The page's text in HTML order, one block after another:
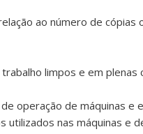
ao número de
limpos e em plenas
operação de máquinas e
utilizados nas máquinas e